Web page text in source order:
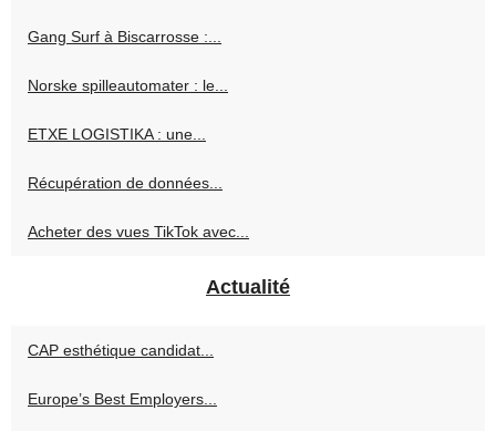
Gang Surf à Biscarrosse :...
Norske spilleautomater : le...
ETXE LOGISTIKA : une...
Récupération de données...
Acheter des vues TikTok avec...
Actualité
CAP esthétique candidat...
Europe’s Best Employers...